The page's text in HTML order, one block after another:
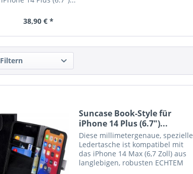
38,90 € *
Filtern
Suncase Book-Style für
iPhone 14 Plus (6.7")...
Diese millimetergenaue, spezielle
Ledertasche ist kompatibel mit
das iPhone 14 Max (6,7 Zoll) aus
langlebigen, robusten ECHTEM